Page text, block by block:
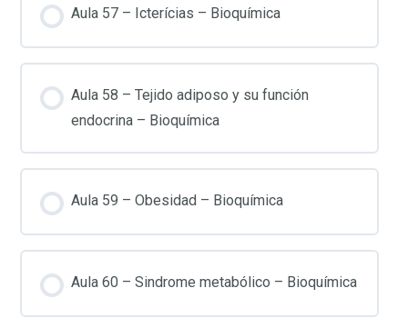
Aula 57 – Icterícias – Bioquímica
Aula 58 – Tejido adiposo y su función
endocrina – Bioquímica
Aula 59 – Obesidad – Bioquímica
Aula 60 – Sindrome metabólico – Bioquímica